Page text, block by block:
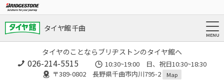
タイヤ館 千曲
タイヤのことならブリヂストンのタイヤ館へ
026-214-5515
10:30~19:00 日、祝日10:30~18:30
〒389-0802 長野県千曲市内川795-2
Map